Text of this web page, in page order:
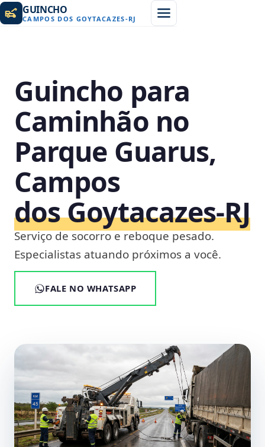
GUINCHO
CAMPOS DOS GOYTACAZES-RJ
Guincho para
Caminhão no
Parque Guarus,
Campos
dos Goytacazes‑RJ
Serviço de socorro e reboque pesado.
Especialistas atuando próximos a você.
FALE NO WHATSAPP